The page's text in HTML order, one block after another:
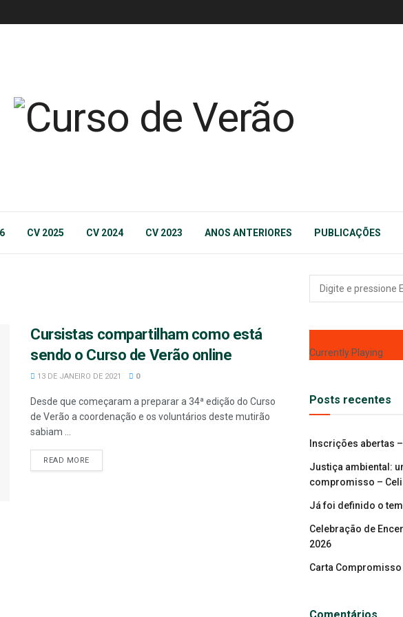
CV 2025 CV 2024 CV 2023 ANOS ANTERIORES PUBLICAÇÕES
Cursistas compartilham como está
sendo o Curso de Verão online
13 DE JANEIRO DE 2021 0
Desde que começaram a preparar a 34ª edição do Curso
de Verão a coordenação e os voluntários deste mutirão
sabiam ...
READ MORE
Currently Playing
Posts recentes
Inscrições abertas
Justiça ambiental:
compromisso –
Já foi definido o
Celebração de
2026
Carta